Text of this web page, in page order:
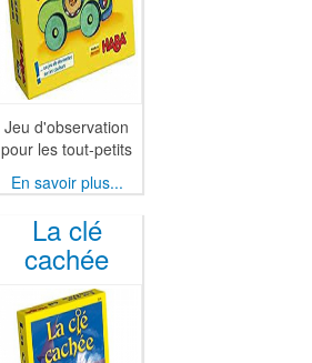
Jeu d'observation
pour les tout-petits
En savoir plus...
La clé
cachée